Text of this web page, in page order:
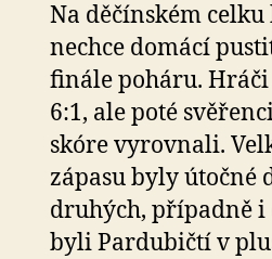
Na děčínském
nechce domácí
finále poháru. Hráči
6:1, ale poté
skóre vyrovnali.
zápasu byly útočné
druhých, případně
byli Pardubičtí v